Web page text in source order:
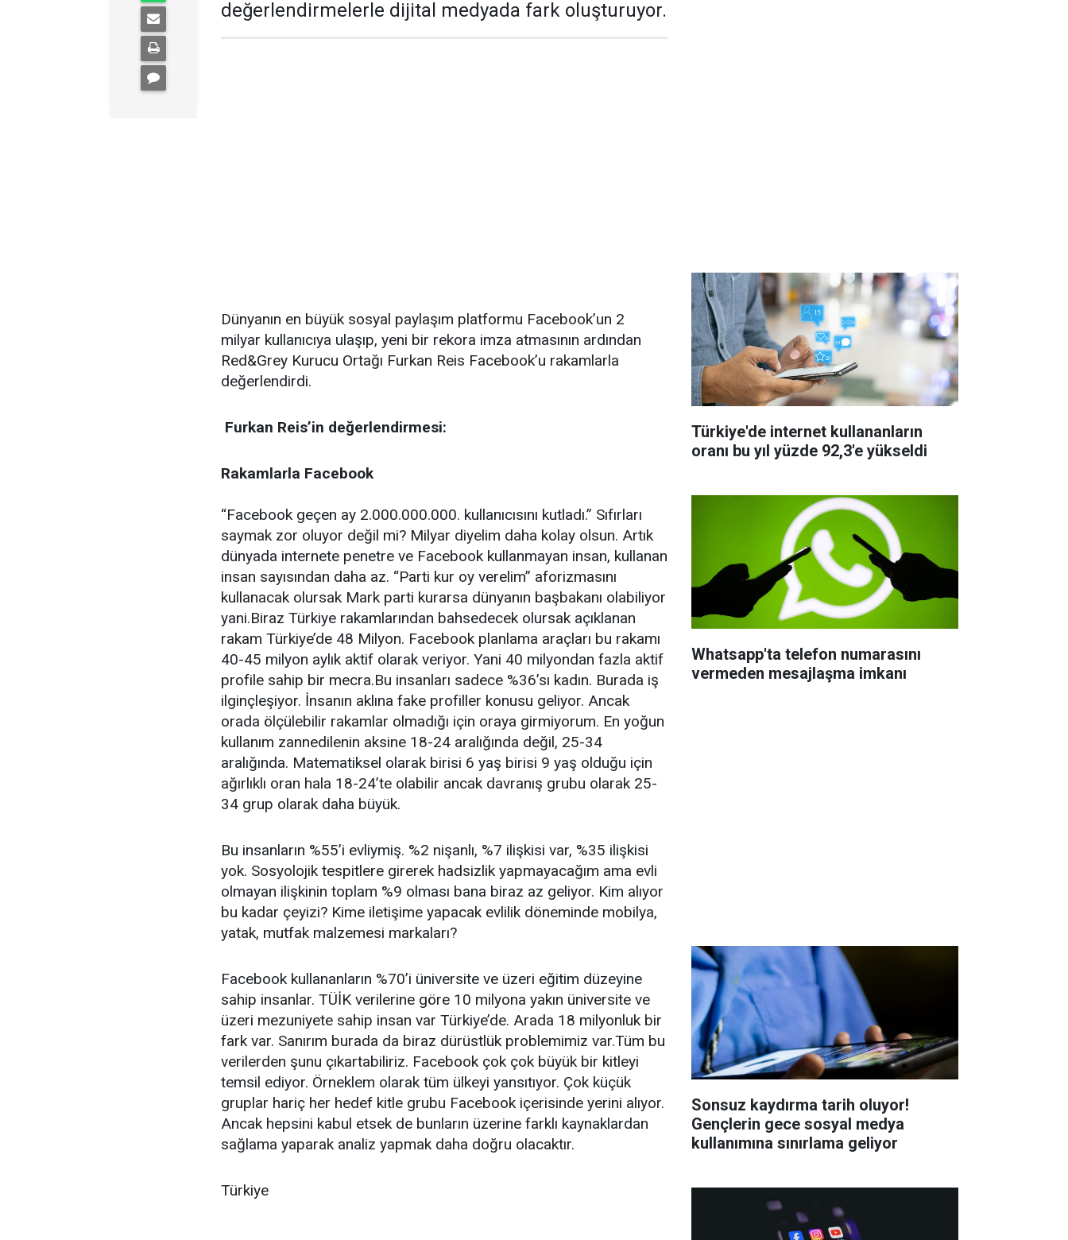
değerlendirmelerle dijital medyada fark oluşturuyor.
Dünyanın en büyük sosyal paylaşım platformu Facebook’un 2
milyar kullanıcıya ulaşıp, yeni bir rekora imza atmasının ardından
Red&Grey Kurucu Ortağı Furkan Reis Facebook’u rakamlarla
değerlendirdi.
Furkan Reis’in değerlendirmesi:
Rakamlarla Facebook
“Facebook geçen ay 2.000.000.000. kullanıcısını kutladı.” Sıfırları
saymak zor oluyor değil mi? Milyar diyelim daha kolay olsun. Artık
dünyada internete penetre ve Facebook kullanmayan insan, kullanan
insan sayısından daha az. “Parti kur oy verelim” aforizmasını
kullanacak olursak Mark parti kurarsa dünyanın başbakanı olabiliyor
yani.Biraz Türkiye rakamlarından bahsedecek olursak açıklanan
rakam Türkiye’de 48 Milyon. Facebook planlama araçları bu rakamı
40-45 milyon aylık aktif olarak veriyor. Yani 40 milyondan fazla aktif
profile sahip bir mecra.Bu insanları sadece %36’sı kadın. Burada iş
ilginçleşiyor. İnsanın aklına fake profiller konusu geliyor. Ancak
orada ölçülebilir rakamlar olmadığı için oraya girmiyorum. En yoğun
kullanım zannedilenin aksine 18-24 aralığında değil, 25-34
aralığında. Matematiksel olarak birisi 6 yaş birisi 9 yaş olduğu için
ağırlıklı oran hala 18-24’te olabilir ancak davranış grubu olarak 25-
34 grup olarak daha büyük.
Bu insanların %55’i evliymiş. %2 nişanlı, %7 ilişkisi var, %35 ilişkisi
yok. Sosyolojik tespitlere girerek hadsizlik yapmayacağım ama evli
olmayan ilişkinin toplam %9 olması bana biraz az geliyor. Kim alıyor
bu kadar çeyizi? Kime iletişime yapacak evlilik döneminde mobilya,
yatak, mutfak malzemesi markaları?
Facebook kullananların %70’i üniversite ve üzeri eğitim düzeyine
sahip insanlar. TÜİK verilerine göre 10 milyona yakın üniversite ve
üzeri mezuniyete sahip insan var Türkiye’de. Arada 18 milyonluk bir
fark var. Sanırım burada da biraz dürüstlük problemimiz var.Tüm bu
verilerden şunu çıkartabiliriz. Facebook çok çok büyük bir kitleyi
temsil ediyor. Örneklem olarak tüm ülkeyi yansıtıyor. Çok küçük
gruplar hariç her hedef kitle grubu Facebook içerisinde yerini alıyor.
Ancak hepsini kabul etsek de bunların üzerine farklı kaynaklardan
sağlama yaparak analiz yapmak daha doğru olacaktır.
Türkiye
Türkiye'de internet kullananların
oranı bu yıl yüzde 92,3'e yükseldi
Whatsapp'ta telefon numarasını
vermeden mesajlaşma imkanı
Sonsuz kaydırma tarih oluyor!
Gençlerin gece sosyal medya
kullanımına sınırlama geliyor